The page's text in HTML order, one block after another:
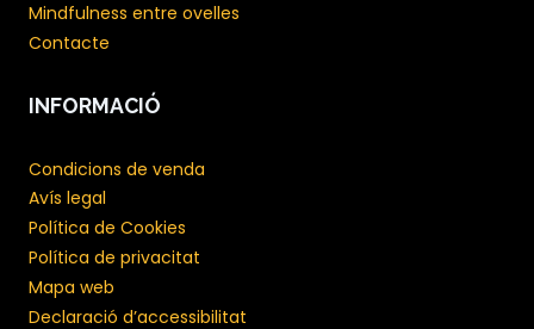
Mindfulness entre ovelles
Contacte
INFORMACIÓ
Condicions de venda
Avís legal
Política de Cookies
Política de privacitat
Mapa web
Declaració d’accessibilitat